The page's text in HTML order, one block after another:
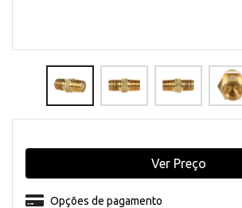
Opções de pagamento
Ver Preço